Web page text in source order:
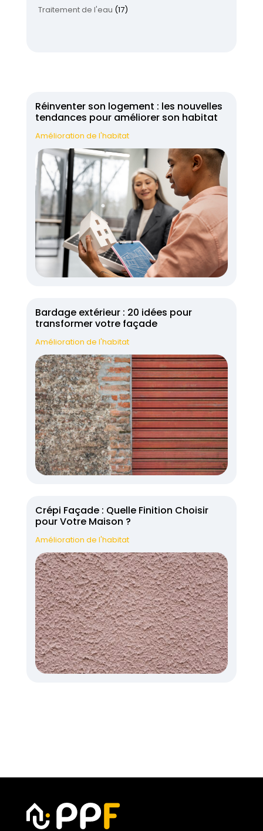
Traitement de l'eau (17)
Réinventer son logement : les nouvelles
tendances pour améliorer son habitat
Amélioration de l'habitat
Bardage extérieur : 20 idées pour
transformer votre façade
Amélioration de l'habitat
Crépi Façade : Quelle Finition Choisir
pour Votre Maison ?
Amélioration de l'habitat